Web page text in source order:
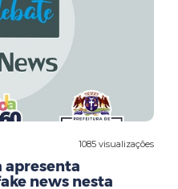
1085 visualizações
apresenta
news nesta